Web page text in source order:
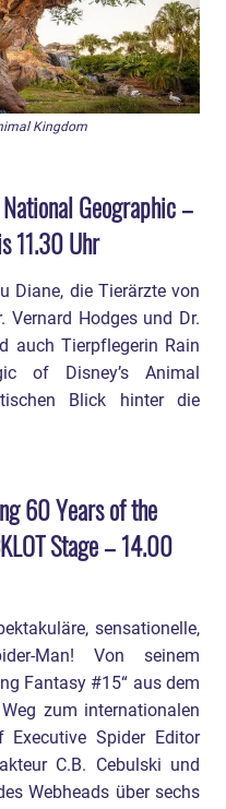
Kingdom
Geographic –
11.30 Uhr
Diane, die Tierärzte von
Vernard Hodges und Dr.
auch Tierpflegerin Rain
of Disney’s Animal
Blick hinter die
60 Years of the
Stage – 14.00
sensationelle,
Man! Von seinem
Fantasy #15“ aus dem
zum internationalen
Spider Editor
C.B. Cebulski und
Webheads über sechs